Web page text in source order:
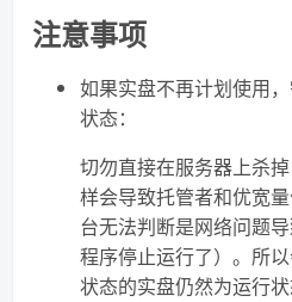
注意事项
如果实盘不再计划使用
状态：
切勿直接在服务器上杀
样会导致托管者和优宽
台无法判断是网络问题
程序停止运行了）。所
状态的实盘仍然为运行状